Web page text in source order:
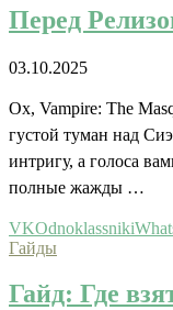
Перед
03.10.2025
Ох, Vampire: The
густой туман над
интригу, а голоса
полные жажды …
VKOdnoklassniki
Гайды
Гайд: Где